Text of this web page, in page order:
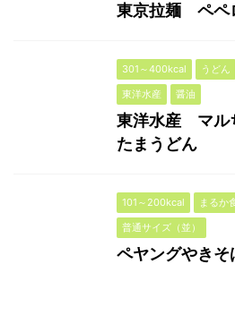
東京拉麺 ペペ
301～400kcal うどん
東洋水産
醤油
東洋水産 マル
たまうどん
101～200kcal まるか
普通サイズ（並）
ペヤングやき